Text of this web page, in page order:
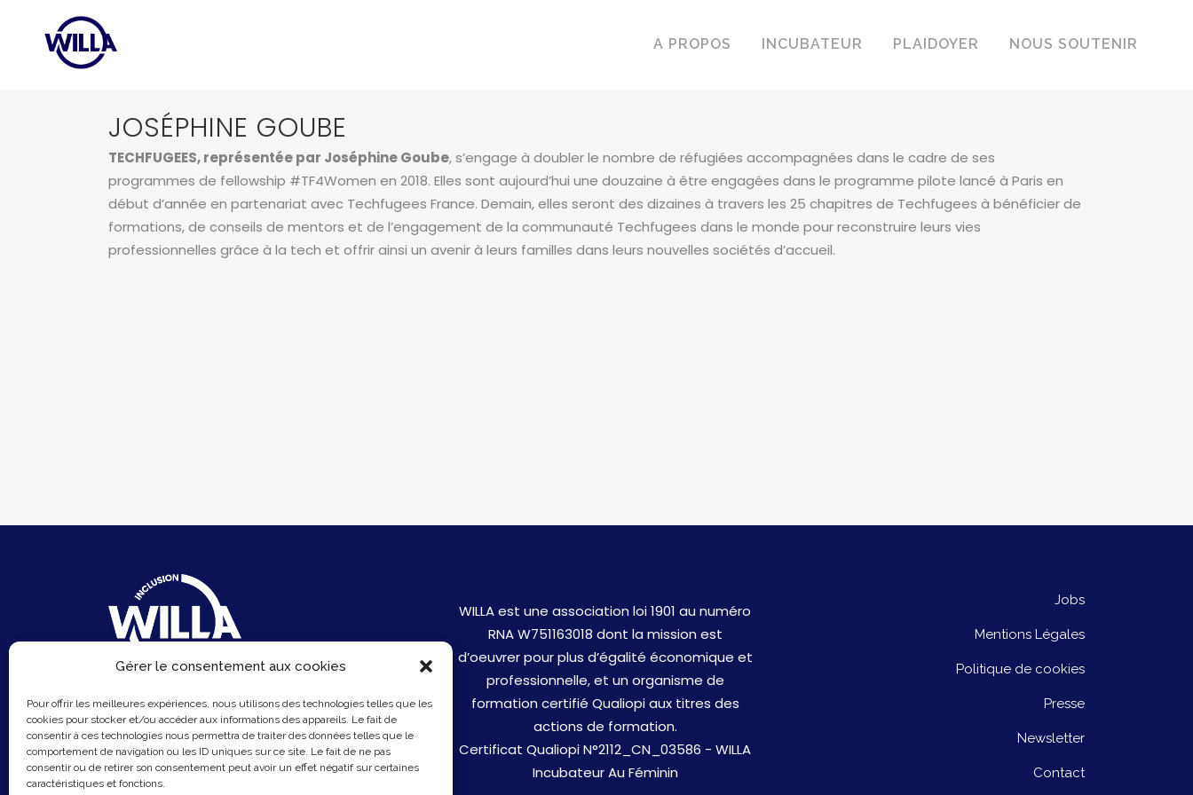
Gérer le consentement aux cookies
Pour offrir les meilleures expériences, nous utilisons des technologies telles que les
cookies pour stocker et/ou accéder aux informations des appareils. Le fait de
consentir à ces technologies nous permettra de traiter des données telles que le
comportement de navigation ou les ID uniques sur ce site. Le fait de ne pas
consentir ou de retirer son consentement peut avoir un effet négatif sur certaines
caractéristiques et fonctions.
A PROPOS INCUBATEUR PLAIDOYER NOUS SOUTENIR
JOSÉPHINE GOUBE
TECHFUGEES, représentée par Joséphine Goube, s’engage à doubler le nombre de réfugiées accompagnées dans le cadre de ses
programmes de fellowship #TF4Women en 2018. Elles sont aujourd’hui une douzaine à être engagées dans le programme pilote lancé à Paris en
début d’année en partenariat avec Techfugees France. Demain, elles seront des dizaines à travers les 25 chapitres de Techfugees à bénéficier de
formations, de conseils de mentors et de l’engagement de la communauté Techfugees dans le monde pour reconstruire leurs vies
professionnelles grâce à la tech et offrir ainsi un avenir à leurs familles dans leurs nouvelles sociétés d’accueil.
6 Rue du Sentier
75002 Paris
Email :contact@hellowilla.co
WILLA est une association loi 1901 au numéro
RNA W751163018 dont la mission est
d’oeuvrer pour plus d’égalité économique et
professionnelle, et un organisme de
formation certifié Qualiopi aux titres des
actions de formation.
Certificat Qualiopi N°2112_CN_03586 - WILLA
Incubateur Au Féminin
Jobs
Mentions Légales
Politique de cookies
Presse
Newsletter
Contact